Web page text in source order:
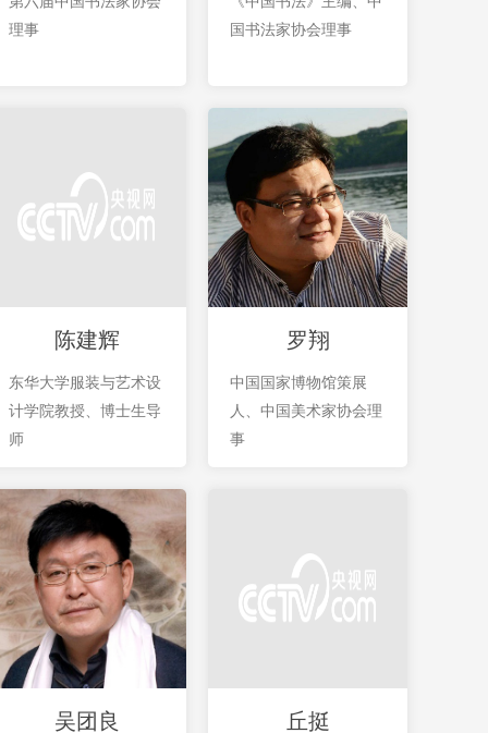
理事
国书法家协会理事
陈建辉
东华大学服装与艺术设
计学院教授、博士生导
师
罗翔
中国国家博物馆策展
人、中国美术家协会理
事
吴团良 丘挺